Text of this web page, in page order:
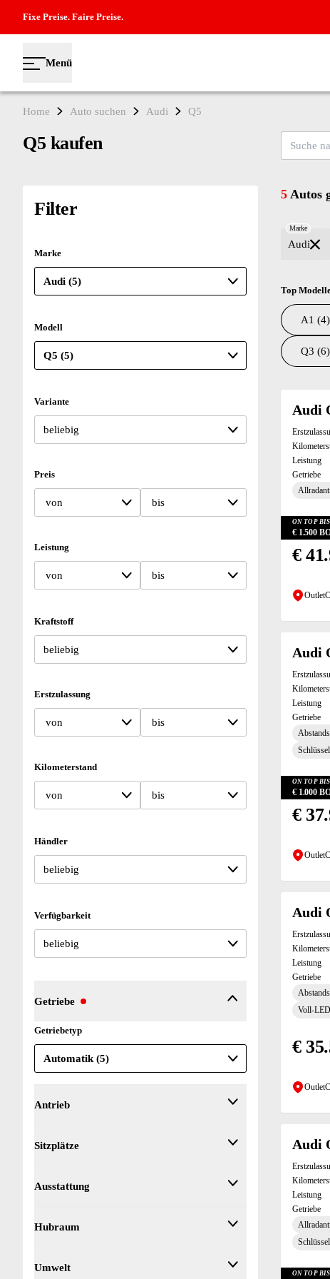
Fixe Preise. Faire Preise.
Menü
Home Auto suchen Audi Q5
Q5 kaufen
Filter
Marke
Modell
Variante
Preis
von bis
Leistung
von bis
Kraftstoff
Erstzulassung
von bis
Kilometerstand
von bis
Händler
Verfügbarkeit
Getriebe
Getriebetyp
Antrieb
Sitzplätze
Ausstattung
ABS (5)
Hubraum
Umwelt
5 Autos
Audi
Marke
Top
A1 (4)
Q3 (6)
Audi
Leistung
Getriebe
ON TOP
€ 1.500
€
Audi
Leistung
Getriebe
ON TOP
€ 1.000
€
Audi
Leistung
Getriebe
Voll-
€
Audi
Leistung
Getriebe
ON TOP